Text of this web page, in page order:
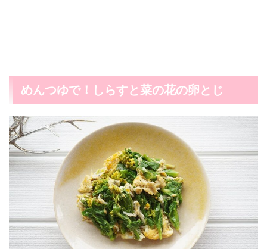
めんつゆで！しらすと菜の花の卵とじ